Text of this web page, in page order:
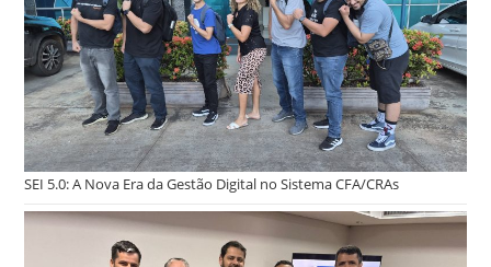
SEI 5.0: A Nova Era da Gestão Digital no Sistema CFA/CRAs